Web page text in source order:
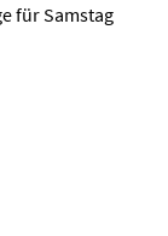
für Samstag